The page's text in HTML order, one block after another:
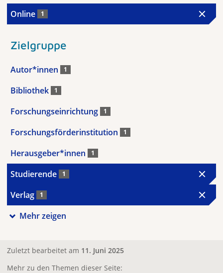
Online 1
Zielgruppe
Autor*innen 1
Bibliothek 1
Forschungseinrichtung 1
Forschungsförderinstitution 1
Herausgeber*innen 1
Studierende 1
Verlag 1
Mehr zeigen
Zuletzt bearbeitet am 11. Juni 2025
Mehr zu den Themen dieser Seite: